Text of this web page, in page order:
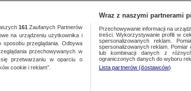
161 Zaufanych Partnerów
na urządzeniu użytkownika i
przeglądania. Odbywa
przechowywanych w
przetwarzaniu w oparciu o
cookie i reklam”.
Wraz z naszymi partnerami
Przechowywanie informacji na
treści. Wykorzystywanie profili w
spersonalizowanych reklam.
spersonalizowanych reklam.
lub kombinacji danych z
ograniczonych danych do wyboru
Lista partnerów (dostawców)